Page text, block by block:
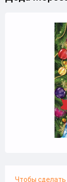
Чтобы сделать